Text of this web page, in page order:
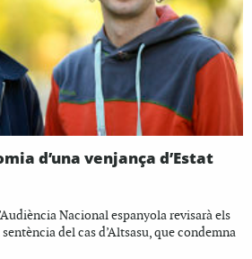
d’una venjança d’Estat
Nacional espanyola revisarà els
del cas d’Altsasu, que condemna